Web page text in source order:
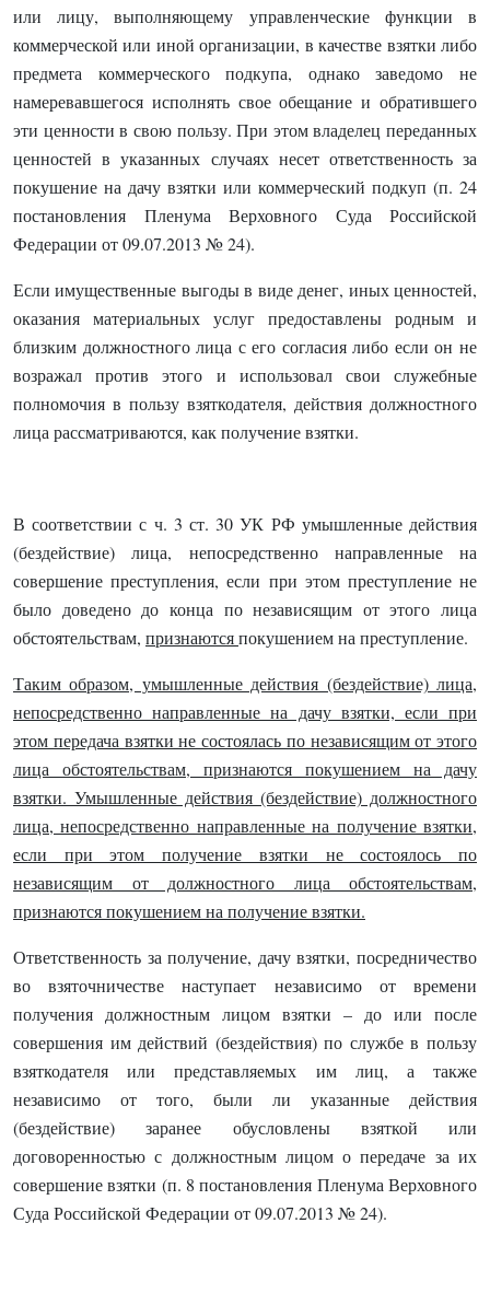
или лицу, выполняющему управленческие функции в
коммерческой или иной организации, в качестве взятки либо
предмета коммерческого подкупа, однако заведомо не
намеревавшегося исполнять свое обещание и обратившего
эти ценности в свою пользу. При этом владелец переданных
ценностей в указанных случаях несет ответственность за
покушение на дачу взятки или коммерческий подкуп (п. 24
постановления Пленума Верховного Суда Российской
Федерации от 09.07.2013 № 24).
Если имущественные выгоды в виде денег, иных ценностей,
оказания материальных услуг предоставлены родным и
близким должностного лица с его согласия либо если он не
возражал против этого и использовал свои служебные
полномочия в пользу взяткодателя, действия должностного
лица рассматриваются, как получение взятки.
В соответствии с ч. 3 ст. 30 УК РФ умышленные действия
(бездействие) лица, непосредственно направленные на
совершение преступления, если при этом преступление не
было доведено до конца по независящим от этого лица
обстоятельствам, признаютсяпокушением на преступление.
Таким образом, умышленные действия (бездействие) лица,
непосредственно направленные на дачу взятки, если при
этом передача взятки не состоялась по независящим от этого
лица обстоятельствам, признаются покушением на дачу
взятки. Умышленные действия (бездействие) должностного
лица, непосредственно направленные на получение взятки,
если при этом получение взятки не состоялось по
независящим от должностного лица обстоятельствам,
признаются покушением на получение взятки.
Ответственность за получение, дачу взятки, посредничество
во взяточничестве наступает независимо от времени
получения должностным лицом взятки – до или после
совершения им действий (бездействия) по службе в пользу
взяткодателя или представляемых им лиц, а также
независимо от того, были ли указанные действия
(бездействие) заранее обусловлены взяткой или
договоренностью с должностным лицом о передаче за их
совершение взятки (п. 8 постановления Пленума Верховного
Суда Российской Федерации от 09.07.2013 № 24).